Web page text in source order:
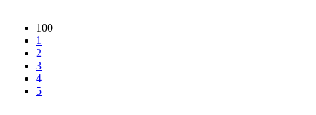
100
1
2
3
4
5